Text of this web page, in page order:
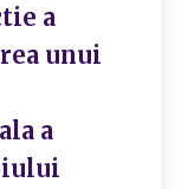
a
unui
a